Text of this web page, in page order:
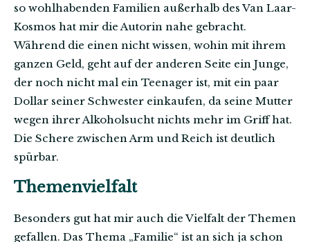
so wohlhabenden Familien außerhalb des Van Laar-
Kosmos hat mir die Autorin nahe gebracht.
Während die einen nicht wissen, wohin mit ihrem
ganzen Geld, geht auf der anderen Seite ein Junge,
der noch nicht mal ein Teenager ist, mit ein paar
Dollar seiner Schwester einkaufen, da seine Mutter
wegen ihrer Alkoholsucht nichts mehr im Griff hat.
Die Schere zwischen Arm und Reich ist deutlich
spürbar.
Themenvielfalt
Besonders gut hat mir auch die Vielfalt der Themen
gefallen. Das Thema „Familie“ ist an sich ja schon